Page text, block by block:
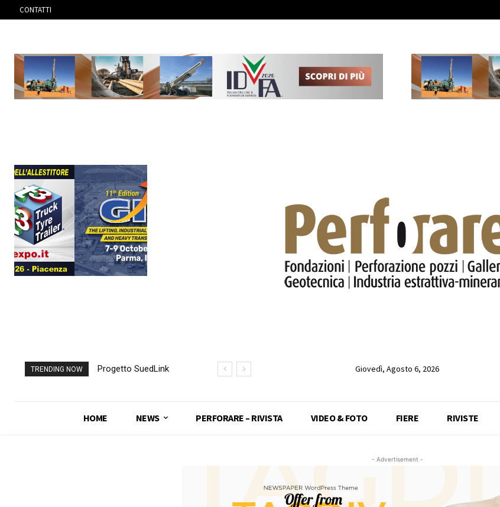
CONTATTI
TRENDING NOW
Progetto SuedLink
con TBM del
Giovedì, Agosto 6, 2026
HOME NEWS PERFORARE – RIVISTA VIDEO & FOTO FIERE RIVISTE
- Advertisement -